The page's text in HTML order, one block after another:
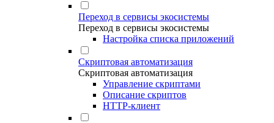
Переход в сервисы экосистемы
Переход в сервисы экосистемы
Настройка списка приложений
Скриптовая автоматизация
Скриптовая автоматизация
Управление скриптами
Описание скриптов
HTTP-клиент